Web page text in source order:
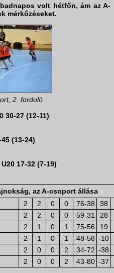
volt hétfőn, ám az A-
mérkőzéseket.
2. forduló
30-27 (12-11)
(13-24)
17-32 (7-19)
az A-csoport állása
2 2 0 0 76-38
38
2 2 0 0 59-31
28
2 1 0 1 75-56
19
2 1 0 1 48-58 -10
2 0 0 2 34-72 -38
2 0 0 2 43-80 -37